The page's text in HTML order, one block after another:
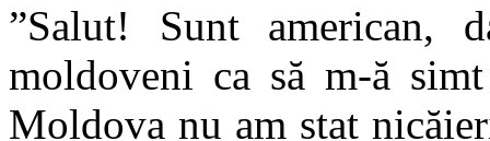
”Salut! Sunt american,
moldoveni ca să m-ă
Moldova nu am stat